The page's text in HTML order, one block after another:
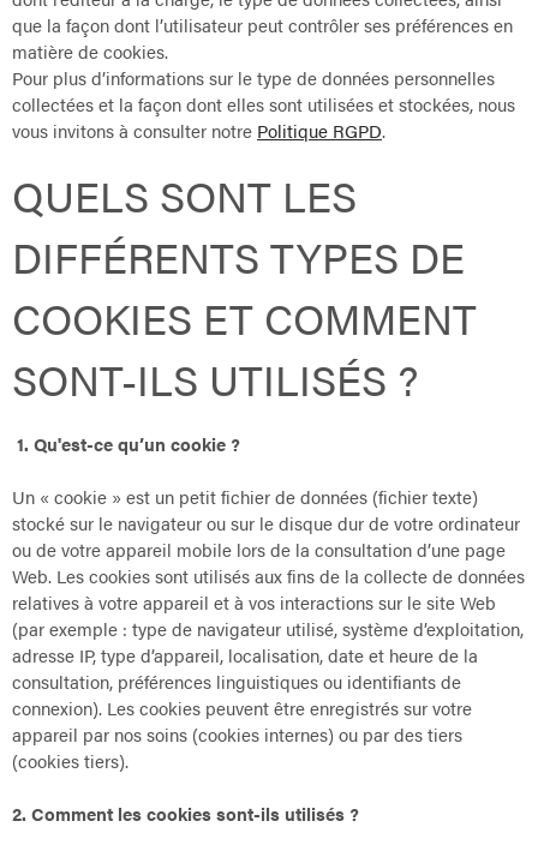
que la façon dont l’utilisateur peut contrôler ses préférences en
matière de cookies.
Pour plus d’informations sur le type de données personnelles
collectées et la façon dont elles sont utilisées et stockées, nous
vous invitons à consulter notre Politique RGPD.
QUELS SONT LES
DIFFÉRENTS TYPES DE
COOKIES ET COMMENT
SONT-ILS UTILISÉS ?
1. Qu'est-ce qu’un cookie ?
Un « cookie » est un petit fichier de données (fichier texte)
stocké sur le navigateur ou sur le disque dur de votre ordinateur
ou de votre appareil mobile lors de la consultation d’une page
Web. Les cookies sont utilisés aux fins de la collecte de données
relatives à votre appareil et à vos interactions sur le site Web
(par exemple : type de navigateur utilisé, système d’exploitation,
adresse IP, type d’appareil, localisation, date et heure de la
consultation, préférences linguistiques ou identifiants de
connexion). Les cookies peuvent être enregistrés sur votre
appareil par nos soins (cookies internes) ou par des tiers
(cookies tiers).
2. Comment les cookies sont-ils utilisés ?